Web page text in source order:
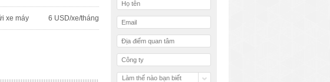
xe máy 6 USD/xe/tháng
Làm thế nào bạn biết